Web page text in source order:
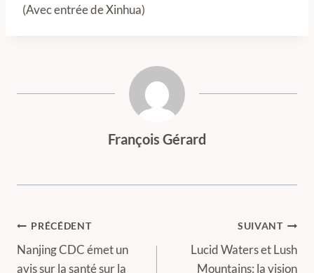
(Avec entrée de Xinhua)
François Gérard
Navigation
de
PRÉCÉDENT
Nanjing CDC émet un
avis sur la santé sur la
SUIVANT
Lucid Waters et Lush
Mountains: la vision